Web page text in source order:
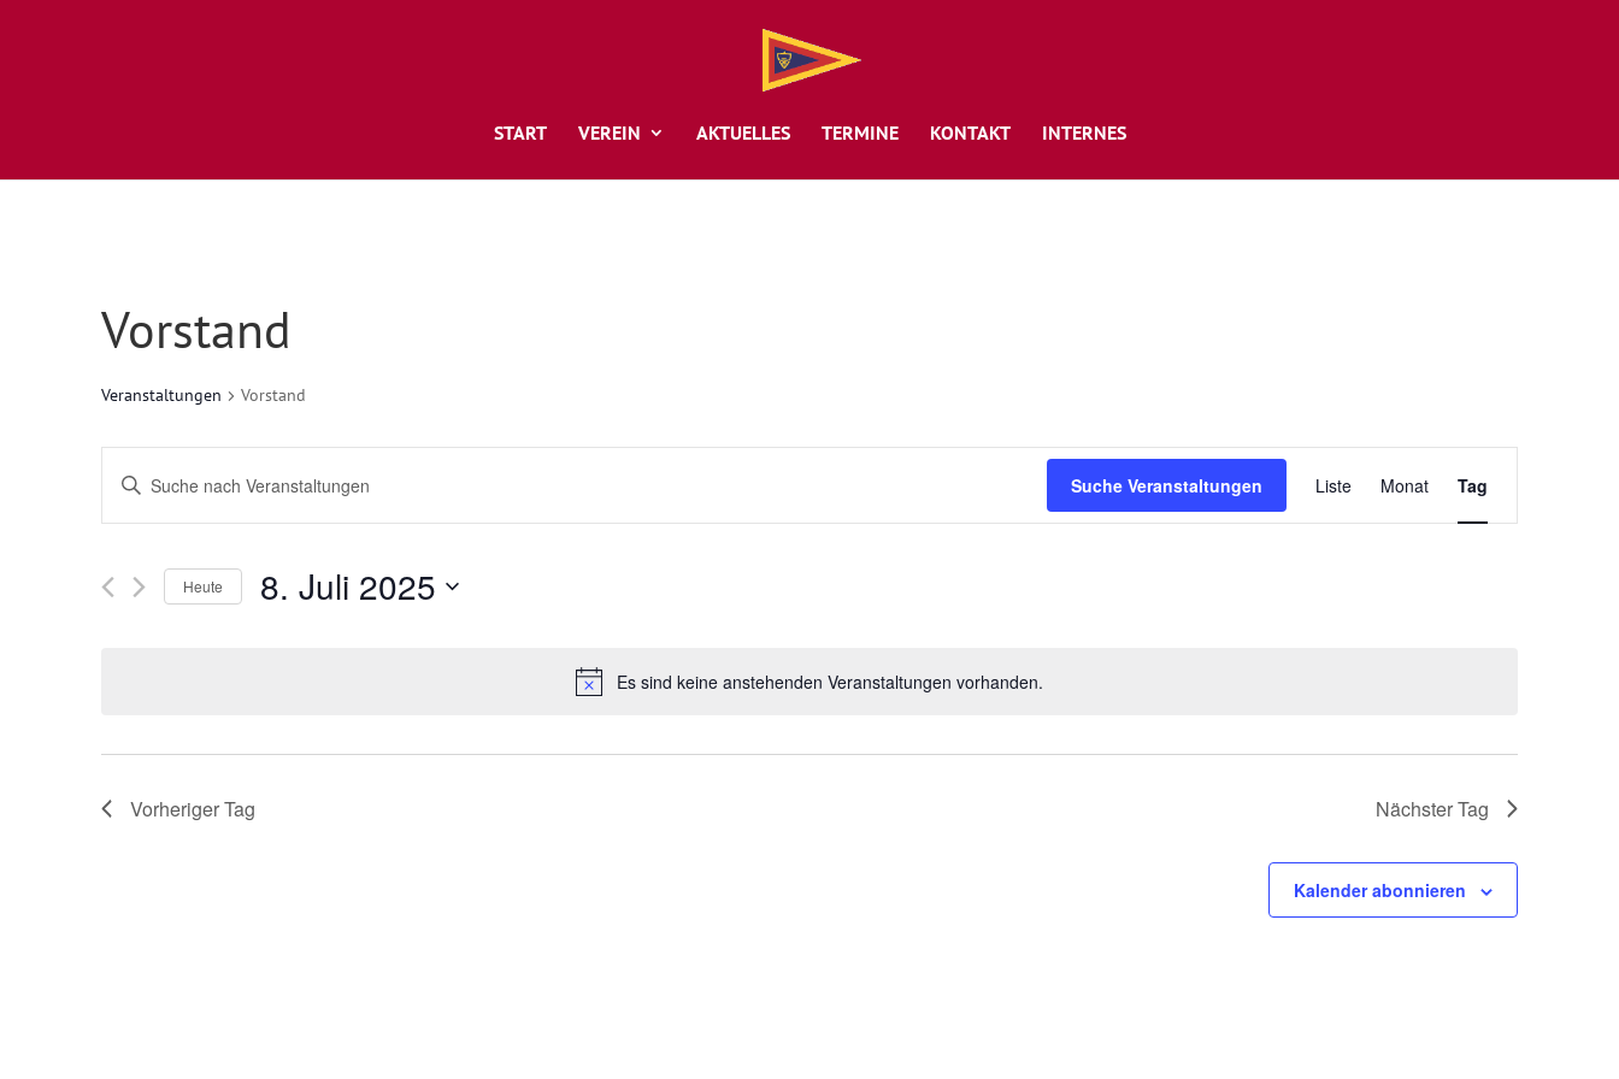
START VEREIN AKTUELLES TERMINE KONTAKT INTERNES
Es sind keine anstehenden Veranstaltungen vorhanden.
Vorstand
Veranstaltungen Vorstand
Suche
und
Navigation
Bitte
Schlüsselwort
eingeben.
nach
Suche Veranstaltungen
Ansichten-
Liste Monat Tag
Heute 8. Juli 2025
Vorheriger Tag Nächster Tag
Kalender abonnieren